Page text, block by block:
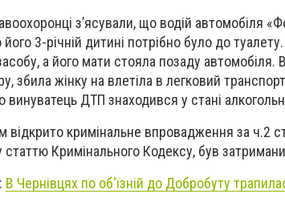
з’ясували, що водій автомобіля
3-річній дитині потрібно було до
а його мати стояла позаду автомобіля.
збила жінку на влетіла в легковий
ДТП знаходився у стані
відкрито кримінальне впровадження за ч.2
Кримінального Кодексу, був
: В Чернівцях по об'їзній до Добробуту